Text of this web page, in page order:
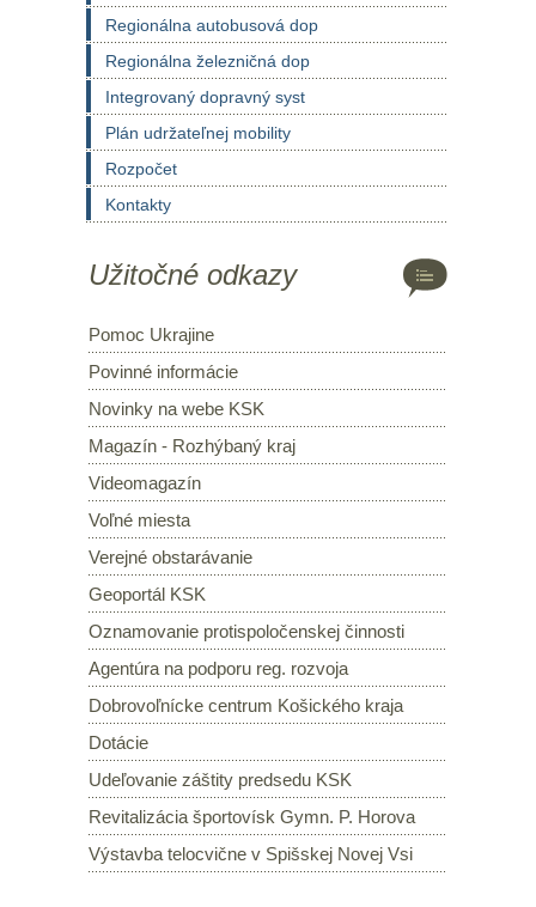
Regionálna autobusová dop
Regionálna železničná dop
Integrovaný dopravný syst
Plán udržateľnej mobility
Rozpočet
Kontakty
Užitočné odkazy
Pomoc Ukrajine
Povinné informácie
Novinky na webe KSK
Magazín - Rozhýbaný kraj
Videomagazín
Voľné miesta
Verejné obstarávanie
Geoportál KSK
Oznamovanie protispoločenskej činnosti
Agentúra na podporu reg. rozvoja
Dobrovoľnícke centrum Košického kraja
Dotácie
Udeľovanie záštity predsedu KSK
Revitalizácia športovísk Gymn. P. Horova
Výstavba telocvične v Spišskej Novej Vsi